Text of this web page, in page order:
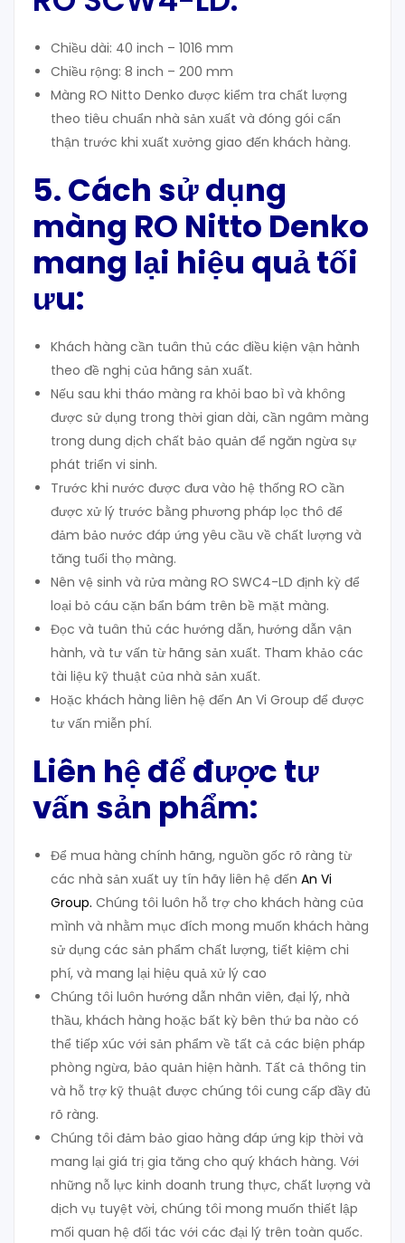
Chiều dài: 40 inch – 1016 mm
Chiều rộng: 8 inch – 200 mm
Màng RO Nitto Denko được kiểm tra chất lượng
theo tiêu chuẩn nhà sản xuất và đóng gói cẩn
thận trước khi xuất xưởng giao đến khách hàng.
5. Cách sử dụng
màng RO Nitto Denko
mang lại hiệu quả tối
ưu:
Khách hàng cần tuân thủ các điều kiện vận hành
theo đề nghị của hãng sản xuất.
Nếu sau khi tháo màng ra khỏi bao bì và không
được sử dụng trong thời gian dài, cần ngâm màng
trong dung dịch chất bảo quản để ngăn ngừa sự
phát triển vi sinh.
Trước khi nước được đưa vào hệ thống RO cần
được xử lý trước bằng phương pháp lọc thô để
đảm bảo nước đáp ứng yêu cầu về chất lượng và
tăng tuổi thọ màng.
Nên vệ sinh và rửa màng RO SWC4-LD định kỳ để
loại bỏ cáu cặn bẩn bám trên bề mặt màng.
Đọc và tuân thủ các hướng dẫn, hướng dẫn vận
hành, và tư vấn từ hãng sản xuất. Tham khảo các
tài liệu kỹ thuật của nhà sản xuất.
Hoặc khách hàng liên hệ đến An Vi Group để được
tư vấn miễn phí.
Liên hệ để được tư
vấn sản phẩm:
Để mua hàng chính hãng, nguồn gốc rõ ràng từ
các nhà sản xuất uy tín hãy liên hệ đến An Vi
Group. Chúng tôi luôn hỗ trợ cho khách hàng của
mình và nhằm mục đích mong muốn khách hàng
sử dụng các sản phẩm chất lượng, tiết kiệm chi
phí, và mang lại hiệu quả xử lý cao
Chúng tôi luôn hướng dẫn nhân viên, đại lý, nhà
thầu, khách hàng hoặc bất kỳ bên thứ ba nào có
thể tiếp xúc với sản phẩm về tất cả các biện pháp
phòng ngừa, bảo quản hiện hành. Tất cả thông tin
và hỗ trợ kỹ thuật được chúng tôi cung cấp đầy đủ
rõ ràng.
Chúng tôi đảm bảo giao hàng đáp ứng kịp thời và
mang lại giá trị gia tăng cho quý khách hàng. Với
những nỗ lực kinh doanh trung thực, chất lượng và
dịch vụ tuyệt vời, chúng tôi mong muốn thiết lập
mối quan hệ đối tác với các đại lý trên toàn quốc.